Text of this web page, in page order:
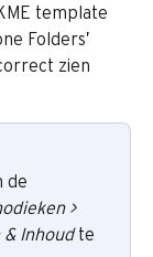
template
Folders’
zien
de
>
Inhoud te